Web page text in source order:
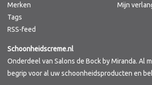
Merken
Tags
RSS-feed
Mijn
Schoonheidscreme.nl
Onderdeel van Salons de Bock by Miranda. Al
begrip voor al uw schoonheidsproducten en